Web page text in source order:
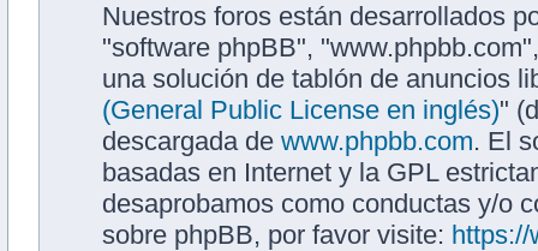
Nuestros foros están desarrollados
"software phpBB",
una solución de tablón de anuncios
(General Public License en inglés)"
descargada de www.phpbb.com. El
basadas en Internet y la GPL
desaprobamos como conductas y/o
sobre phpBB, por favor visite: https://